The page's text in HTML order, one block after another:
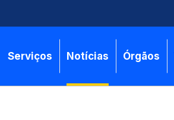
Serviços Notícias Órgãos